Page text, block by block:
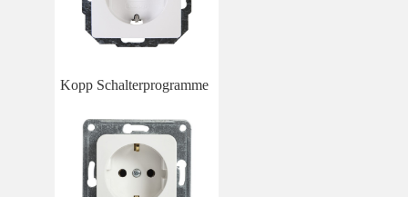
Kopp Schalterprogramme